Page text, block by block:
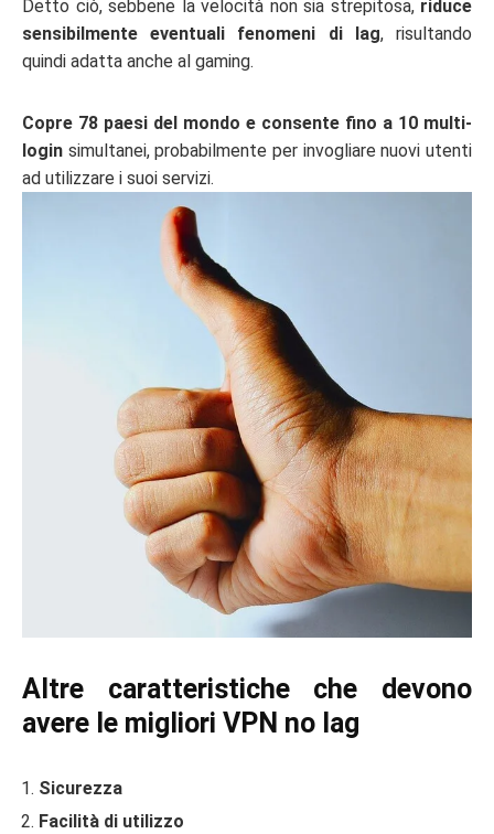
Detto ciò, sebbene la velocità non sia strepitosa, riduce
sensibilmente eventuali fenomeni di lag, risultando
quindi adatta anche al gaming.
Copre 78 paesi del mondo e consente fino a 10 multi-
login simultanei, probabilmente per invogliare nuovi utenti
ad utilizzare i suoi servizi.
Altre caratteristiche che devono
avere le migliori VPN no lag
Sicurezza
Facilità di utilizzo